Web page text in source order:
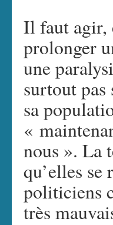
Il faut agir,
prolonger
une
surtout pas
sa
«
nous ». La
qu’elles se
politiciens
très